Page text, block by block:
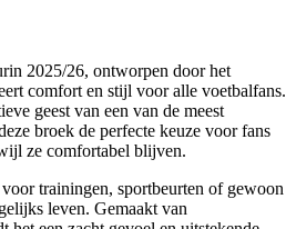
2025/26, ontworpen door het
comfort en stijl voor alle voetbalfans.
geest van een van de meest
broek de perfecte keuze voor fans
ze comfortabel blijven.
trainingen, sportbeurten of gewoon
leven. Gemaakt van